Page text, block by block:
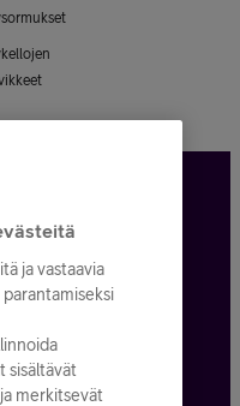
ja vastaavia
sisältävät
merkitsevät